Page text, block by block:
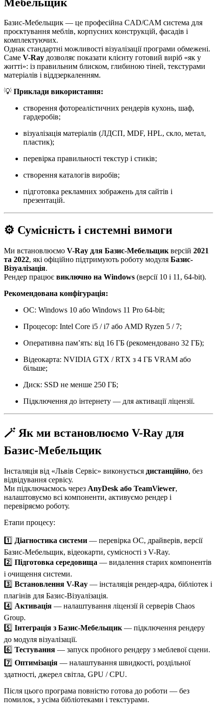
Базис-Мебельщик — це професійна CAD/CAM система для
проєктування меблів, корпусних конструкцій, фасадів і
комплектуючих.
Однак стандартні можливості візуалізації програми обмежені.
Саме V-Ray дозволяє показати клієнту готовий виріб «як у
житті»: із правильним блиском, глибиною тіней, текстурами
матеріалів і віддзеркаленням.
💡 Приклади використання:
створення фотореалістичних рендерів кухонь, шаф,
гардеробів;
візуалізація матеріалів (ЛДСП, MDF, HPL, скло, метал,
пластик);
перевірка правильності текстур і стиків;
створення каталогів виробів;
підготовка рекламних зображень для сайтів і
презентацій.
⚙️ Сумісність і системні вимоги
Ми встановлюємо V-Ray для Базис-Мебельщик версій 2021
та 2022, які офіційно підтримують роботу модуля Базис-
Візуалізація.
Рендер працює виключно на Windows (версії 10 і 11, 64-bit).
Рекомендована конфігурація:
ОС: Windows 10 або Windows 11 Pro 64-bit;
Процесор: Intel Core i5 / i7 або AMD Ryzen 5 / 7;
Оперативна пам’ять: від 16 ГБ (рекомендовано 32 ГБ);
Відеокарта: NVIDIA GTX / RTX з 4 ГБ VRAM або
більше;
Диск: SSD не менше 250 ГБ;
Підключення до інтернету — для активації ліцензії.
🪄 Як ми встановлюємо V-Ray для
Базис-Мебельщик
Інсталяція від «Львів Сервіс» виконується дистанційно, без
відвідування сервісу.
Ми підключаємось через AnyDesk або TeamViewer,
налаштовуємо всі компоненти, активуємо рендер і
перевіряємо роботу.
Етапи процесу:
1️⃣ Діагностика системи — перевірка ОС, драйверів, версії
Базис-Мебельщик, відеокарти, сумісності з V-Ray.
2️⃣ Підготовка середовища — видалення старих компонентів
і очищення системи.
3️⃣ Встановлення V-Ray — інсталяція рендер-ядра, бібліотек і
плагінів для Базис-Візуалізація.
4️⃣ Активація — налаштування ліцензії й серверів Chaos
Group.
5️⃣ Інтеграція з Базис-Мебельщик — підключення рендеру
до модуля візуалізації.
6️⃣ Тестування — запуск пробного рендеру з меблевої сцени.
7️⃣ Оптимізація — налаштування швидкості, роздільної
здатності, джерел світла, GPU / CPU.
Після цього програма повністю готова до роботи — без
помилок, з усіма бібліотеками і текстурами.